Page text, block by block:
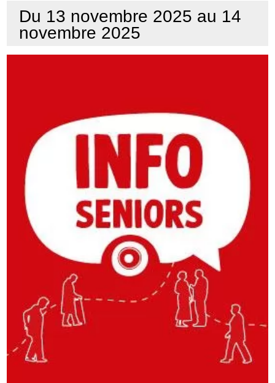
Du 13 novembre 2025 au 14
novembre 2025